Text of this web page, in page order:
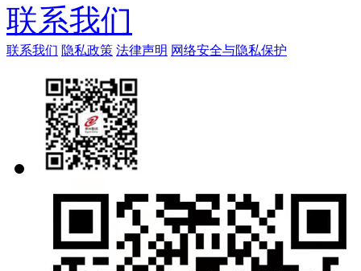
联系我们
联系我们 隐私政策 法律声明 网络安全与隐私保护